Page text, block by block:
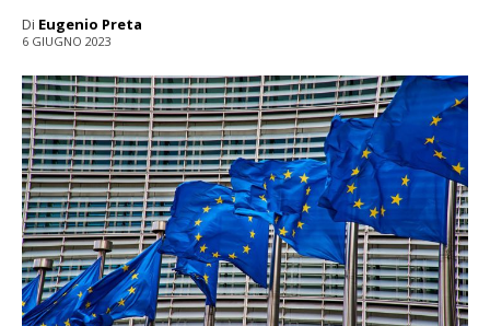
Di Eugenio Preta
6 GIUGNO 2023